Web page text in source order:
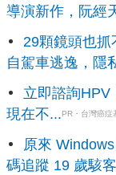
導演新作，阮經
29顆鏡頭也抓
自駕車逃逸，隱
立即諮詢HPV
現在不...PR・台灣癌症
原來
碼追蹤 19 歲駭